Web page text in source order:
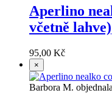
Aperlino
včetně lahve)
95,00 Kč
×
Barbora M.